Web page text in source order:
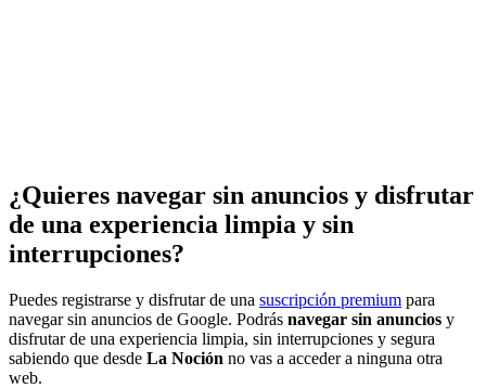
¿Quieres navegar sin anuncios y disfrutar
de una experiencia limpia y sin
interrupciones?
Puedes registrarse y disfrutar de una suscripción premium para
navegar sin anuncios de Google. Podrás navegar sin anuncios y
disfrutar de una experiencia limpia, sin interrupciones y segura
sabiendo que desde La Noción no vas a acceder a ninguna otra
web.